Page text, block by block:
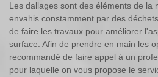
Les dallages sont des éléments de la
envahis constamment par des
de faire les travaux pour améliorer
surface. Afin de prendre en main les
recommandé de faire appel à un
pour laquelle on vous propose le